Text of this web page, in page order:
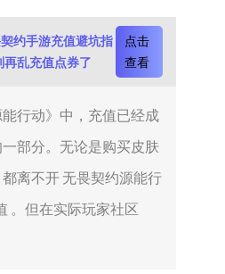
约手游充值避坑指
再乱充值点券了
点击
查看
行动》中，充值已经成
部分。无论是购买皮肤
离不开 无畏契约源能行
。但在实际玩家社区